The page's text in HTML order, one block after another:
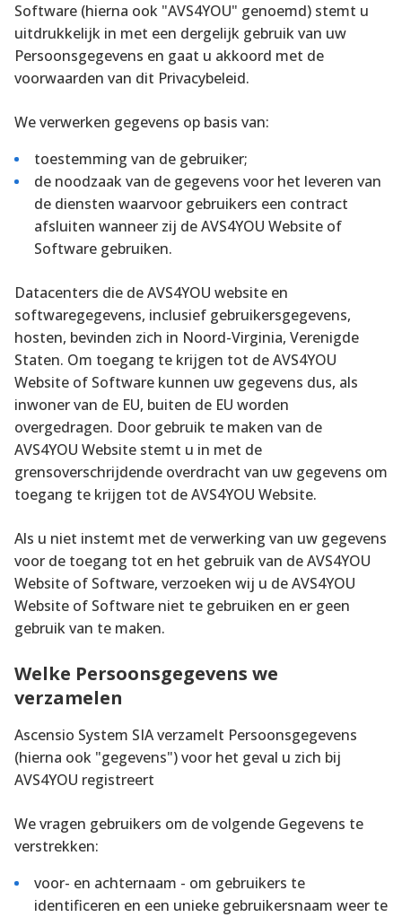
Software (hierna ook "AVS4YOU" genoemd) stemt u
uitdrukkelijk in met een dergelijk gebruik van uw
Persoonsgegevens en gaat u akkoord met de
voorwaarden van dit Privacybeleid.
We verwerken gegevens op basis van:
toestemming van de gebruiker;
de noodzaak van de gegevens voor het leveren van
de diensten waarvoor gebruikers een contract
afsluiten wanneer zij de AVS4YOU Website of
Software gebruiken.
Datacenters die de AVS4YOU website en
softwaregegevens, inclusief gebruikersgegevens,
hosten, bevinden zich in Noord-Virginia, Verenigde
Staten. Om toegang te krijgen tot de AVS4YOU
Website of Software kunnen uw gegevens dus, als
inwoner van de EU, buiten de EU worden
overgedragen. Door gebruik te maken van de
AVS4YOU Website stemt u in met de
grensoverschrijdende overdracht van uw gegevens om
toegang te krijgen tot de AVS4YOU Website.
Als u niet instemt met de verwerking van uw gegevens
voor de toegang tot en het gebruik van de AVS4YOU
Website of Software, verzoeken wij u de AVS4YOU
Website of Software niet te gebruiken en er geen
gebruik van te maken.
Welke Persoonsgegevens we
verzamelen
Ascensio System SIA verzamelt Persoonsgegevens
(hierna ook "gegevens") voor het geval u zich bij
AVS4YOU registreert
We vragen gebruikers om de volgende Gegevens te
verstrekken:
voor- en achternaam - om gebruikers te
identificeren en een unieke gebruikersnaam weer te